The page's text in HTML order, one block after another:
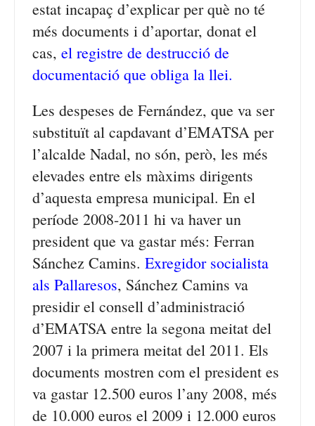
estat incapaç d’explicar per què no té
més documents i d’aportar, donat el
cas, el registre de destrucció de
documentació que obliga la llei.
Les despeses de Fernández, que va ser
substituït al capdavant d’EMATSA per
l’alcalde Nadal, no són, però, les més
elevades entre els màxims dirigents
d’aquesta empresa municipal. En el
període 2008-2011 hi va haver un
president que va gastar més: Ferran
Sánchez Camins. Exregidor socialista
als Pallaresos, Sánchez Camins va
presidir el consell d’administració
d’EMATSA entre la segona meitat del
2007 i la primera meitat del 2011. Els
documents mostren com el president es
va gastar 12.500 euros l’any 2008, més
de 10.000 euros el 2009 i 12.000 euros